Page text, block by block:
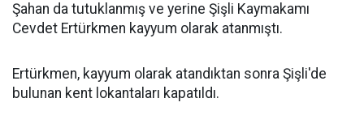
Şahan da tutuklanmış ve yerine Şişli Kaymakamı
Cevdet Ertürkmen kayyum olarak atanmıştı.
Ertürkmen, kayyum olarak atandıktan sonra Şişli'de
bulunan kent lokantaları kapatıldı.